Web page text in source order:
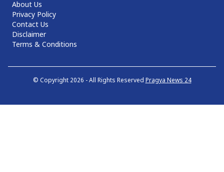
About Us
Privacy Policy
Contact Us
Disclaimer
Terms & Conditions
© Copyright 2026 - All Rights Reserved Pragya News 24